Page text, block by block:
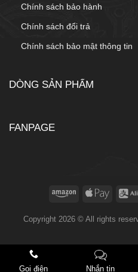
Chính sách bảo hành
Chính sách đổi trả
Chính sách bảo mật thông tin
DÒNG SẢN PHẨM
FANPAGE
Copyright 2026 © All rights
Gọi điện Nhắn tin